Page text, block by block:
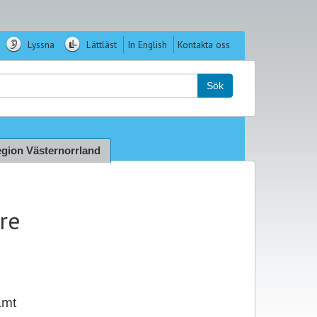
Lyssna Lättläst In English Kontakta oss
Sök
Västernorrland